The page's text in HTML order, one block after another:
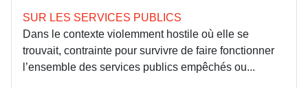
SUR LES SERVICES PUBLICS
Dans le contexte violemment hostile où elle se
trouvait, contrainte pour survivre de faire fonctionner
l’ensemble des services publics empêchés ou...